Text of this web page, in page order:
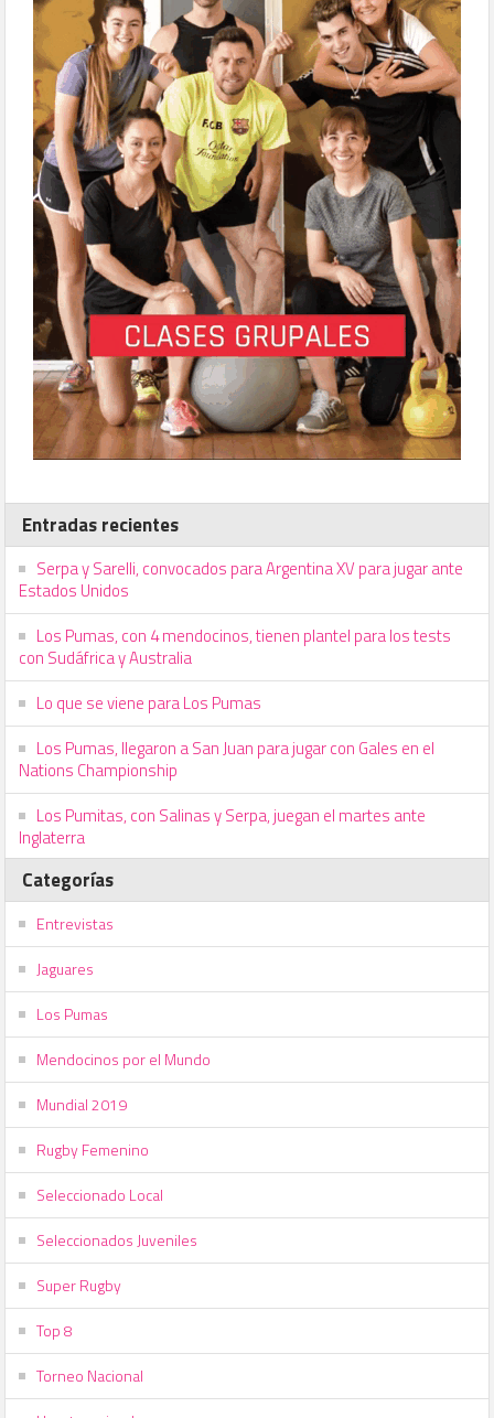
Entradas recientes
Serpa y Sarelli, convocados para Argentina XV para jugar ante
Estados Unidos
Los Pumas, con 4 mendocinos, tienen plantel para los tests
con Sudáfrica y Australia
Lo que se viene para Los Pumas
Los Pumas, llegaron a San Juan para jugar con Gales en el
Nations Championship
Los Pumitas, con Salinas y Serpa, juegan el martes ante
Inglaterra
Categorías
Entrevistas
Jaguares
Los Pumas
Mendocinos por el Mundo
Mundial 2019
Rugby Femenino
Seleccionado Local
Seleccionados Juveniles
Super Rugby
Top 8
Torneo Nacional